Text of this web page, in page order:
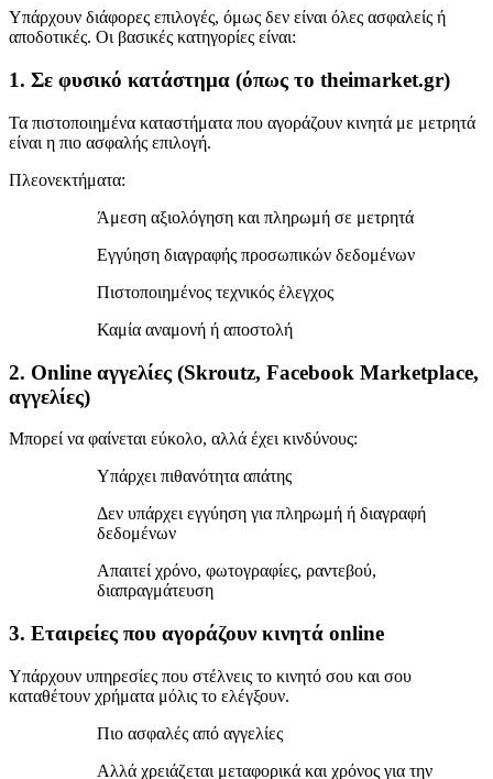
Υπάρχουν διάφορες επιλογές, όμως δεν είναι όλες ασφαλείς ή
αποδοτικές. Οι βασικές κατηγορίες είναι:
1. Σε φυσικό κατάστημα (όπως το theimarket.gr)
Τα πιστοποιημένα καταστήματα που αγοράζουν κινητά με μετρητά
είναι η πιο ασφαλής επιλογή.
Πλεονεκτήματα:
Άμεση αξιολόγηση και πληρωμή σε μετρητά
Εγγύηση διαγραφής προσωπικών δεδομένων
Πιστοποιημένος τεχνικός έλεγχος
Καμία αναμονή ή αποστολή
2. Online αγγελίες (Skroutz, Facebook Marketplace,
αγγελίες)
Μπορεί να φαίνεται εύκολο, αλλά έχει κινδύνους:
Υπάρχει πιθανότητα απάτης
Δεν υπάρχει εγγύηση για πληρωμή ή διαγραφή
δεδομένων
Απαιτεί χρόνο, φωτογραφίες, ραντεβού,
διαπραγμάτευση
3. Εταιρείες που αγοράζουν κινητά online
Υπάρχουν υπηρεσίες που στέλνεις το κινητό σου και σου
καταθέτουν χρήματα μόλις το ελέγξουν.
Πιο ασφαλές από αγγελίες
Αλλά χρειάζεται μεταφορικά και χρόνος για την